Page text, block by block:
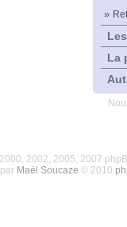
»
La
2002, 2005, 2007
Maël Soucaze © 2010